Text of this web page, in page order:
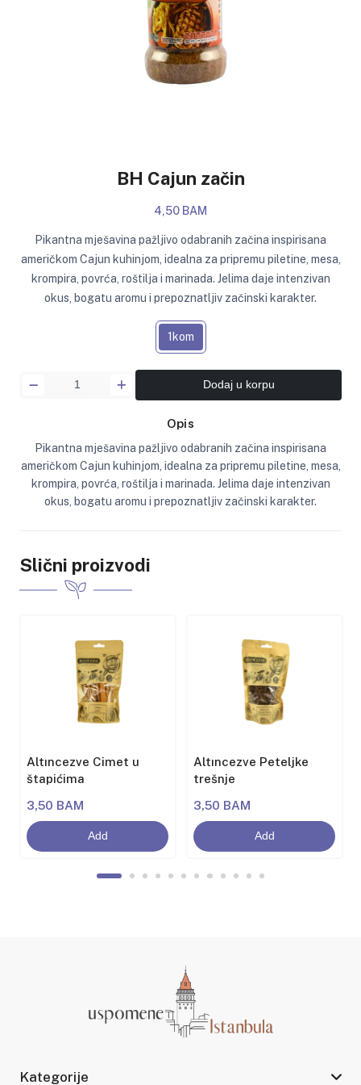
BH Cajun začin
4,50 BAM
Pikantna mješavina pažljivo odabranih začina inspirisana
američkom Cajun kuhinjom, idealna za pripremu piletine, mesa,
krompira, povrća, roštilja i marinada. Jelima daje intenzivan
okus, bogatu aromu i prepoznatljiv začinski karakter.
1kom
Dodaj u korpu
Opis
Pikantna mješavina pažljivo odabranih začina inspirisana
američkom Cajun kuhinjom, idealna za pripremu piletine, mesa,
krompira, povrća, roštilja i marinada. Jelima daje intenzivan
okus, bogatu aromu i prepoznatljiv začinski karakter.
Slični proizvodi
Altıncezve Cimet u
štapićima
3,50 BAM
Add
Altıncezve Peteljke
trešnje
3,50 BAM
Add
Kategorije